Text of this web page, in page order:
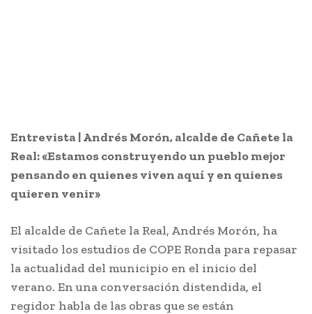
Entrevista | Andrés Morón, alcalde de Cañete la
Real: «Estamos construyendo un pueblo mejor
pensando en quienes viven aquí y en quienes
quieren venir»
El alcalde de Cañete la Real, Andrés Morón, ha
visitado los estudios de COPE Ronda para repasar
la actualidad del municipio en el inicio del
verano. En una conversación distendida, el
regidor habla de las obras que se están